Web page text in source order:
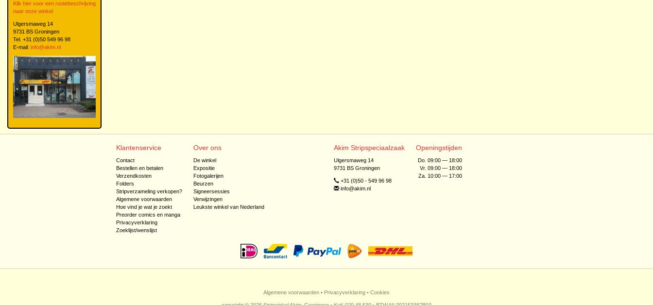
Klik hier voor een routebeschrijving
naar onze winkel
Ulgersmaweg 14
9731 BS Groningen
Tel. +31 (0)50 549 96 98
E-mail: info@akim.nl
Klantenservice
Contact
Bestellen en betalen
Verzendkosten
Folders
Stripverzameling verkopen?
Algemene voorwaarden
Hoe vind je wat je zoekt
Preorder comics en manga
Privacyverklaring
Zoeklijst/wenslijst
Over ons
De winkel
Expositie
Fotogalerijen
Beurzen
Signeersessies
Verwijzingen
Leukste winkel van Nederland
Akim Stripspeciaalzaak
Ulgersmaweg 14
9731 BS Groningen
+31 (0)50 - 549 96 98
info@akim.nl
Openingstijden
Do. 09:00 — 18:00
Vr. 09:00 — 18:00
Za. 10:00 — 17:00
Algemene voorwaarden • Privacyverklaring • Cookies